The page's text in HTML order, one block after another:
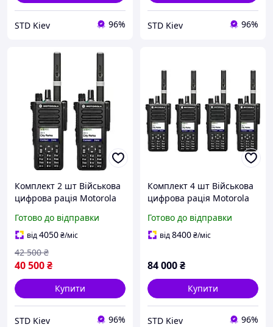
STD Kiev 96% STD Kiev 96%
Комплект 2 шт Військова
цифрова рація Motorola
136-174 МГц 5 Вт
Готово до відправки
від4050₴/міс
40 500₴
42 500 ₴
Купити
STD Kiev 96%
Комплект 4 шт Військова
цифрова рація Motorola
136-174 МГц 5 Вт
Готово до відправки
від8400₴/міс
84 000₴
Купити
STD Kiev 96%